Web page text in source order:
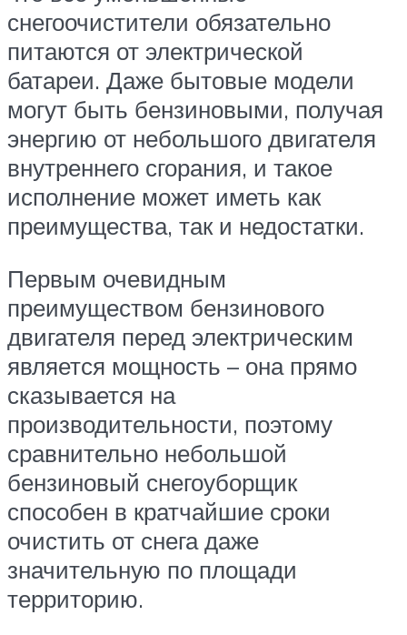
снегоочистители обязательно
питаются от электрической
батареи. Даже бытовые модели
могут быть бензиновыми, получая
энергию от небольшого двигателя
внутреннего сгорания, и такое
исполнение может иметь как
преимущества, так и недостатки.
Первым очевидным
преимуществом бензинового
двигателя перед электрическим
является мощность – она прямо
сказывается на
производительности, поэтому
сравнительно небольшой
бензиновый снегоуборщик
способен в кратчайшие сроки
очистить от снега даже
значительную по площади
территорию.